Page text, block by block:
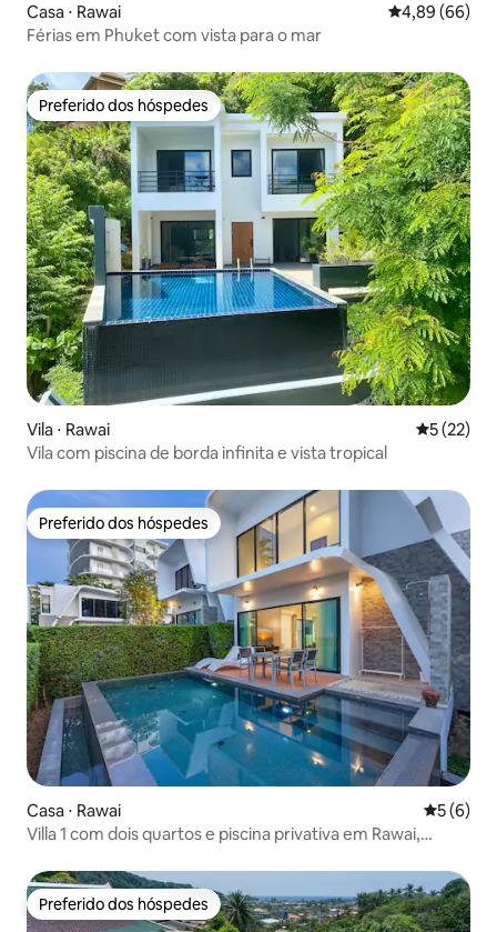
Casa ⋅ Rawai 4,89 de uma
4,89 (66)
Férias em Phuket com vista para o mar
Preferido dos hóspedes
Preferido dos hóspedes
Vila ⋅ Rawai 5 de uma
5 (22)
Vila com piscina de borda infinita e vista tropical
Preferido dos hóspedes
Preferido dos hóspedes
Casa ⋅ Rawai 5 de
5 (6)
Villa 1 com dois quartos e piscina privativa em Rawai,
Preferido dos hóspedes
Preferido dos hóspedes